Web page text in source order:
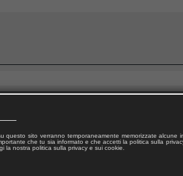
sito verranno temporaneamente memorizzate alcune
che tu sia informato e che accetti la politica sulla
la nostra politica sulla privacy e sui cookie.